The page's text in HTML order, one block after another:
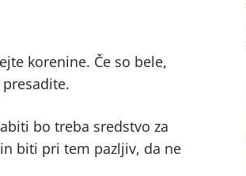
korenine. Če so bele,
bo treba sredstvo za
biti pri tem pazljiv, da ne